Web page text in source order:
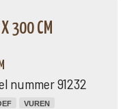
300 CM
nummer 91232
VUREN